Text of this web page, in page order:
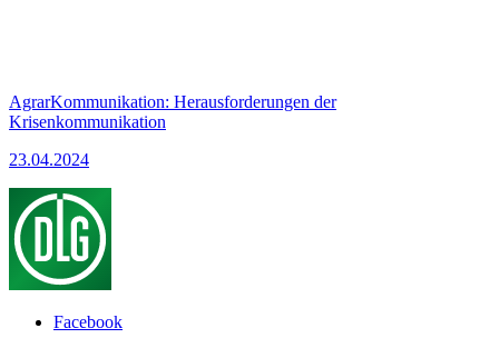
AgrarKommunikation: Herausforderungen der
Krisenkommunikation
23.04.2024
Facebook